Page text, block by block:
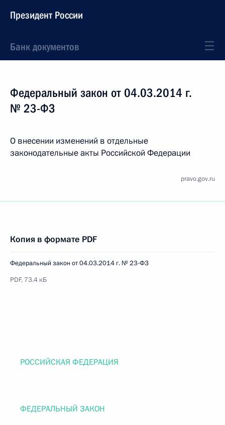
Президент России
Банк документов
Федеральный закон от 04.03.2014 г.
№ 23-ФЗ
О внесении изменений в отдельные
законодательные акты Российской Федерации
pravo.gov.ru
Копия в формате PDF
Федеральный закон от 04.03.2014 г. № 23-ФЗ
PDF, 73.4 кБ
РОССИЙСКАЯ ФЕДЕРАЦИЯ
ФЕДЕРАЛЬНЫЙ ЗАКОН